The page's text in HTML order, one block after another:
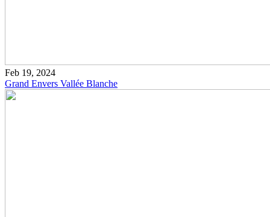
Feb 19, 2024
Grand Envers Vallée Blanche